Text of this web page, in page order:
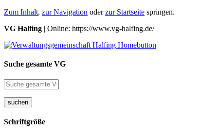
Zum Inhalt, zur Navigation oderzur Startseite springen.
VG Halfing | Online: https://www.vg-halfing.de/
Suche gesamte VG
suchen
Schriftgröße